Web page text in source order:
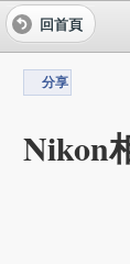
回首頁
分享
Nikon